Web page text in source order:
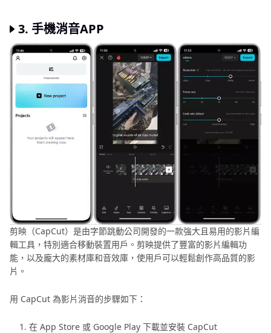
3. 手機消音APP
剪映（CapCut）是由字節跳動公司開發的一款強大且易用的影片編
輯工具，特別適合移動裝置用戶。剪映提供了豐富的影片編輯功
能，以及龐大的素材庫和音效庫，使用戶可以輕鬆創作高品質的影
片。
用 CapCut 為影片消音的步驟如下：
在 App Store 或 Google Play 下載並安裝 CapCut